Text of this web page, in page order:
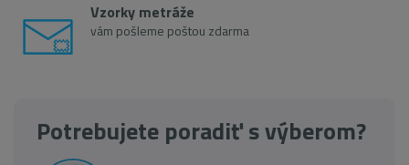
Vzorky metráže
vám pošleme poštou zdarma
Potrebujete poradiť s výberom?